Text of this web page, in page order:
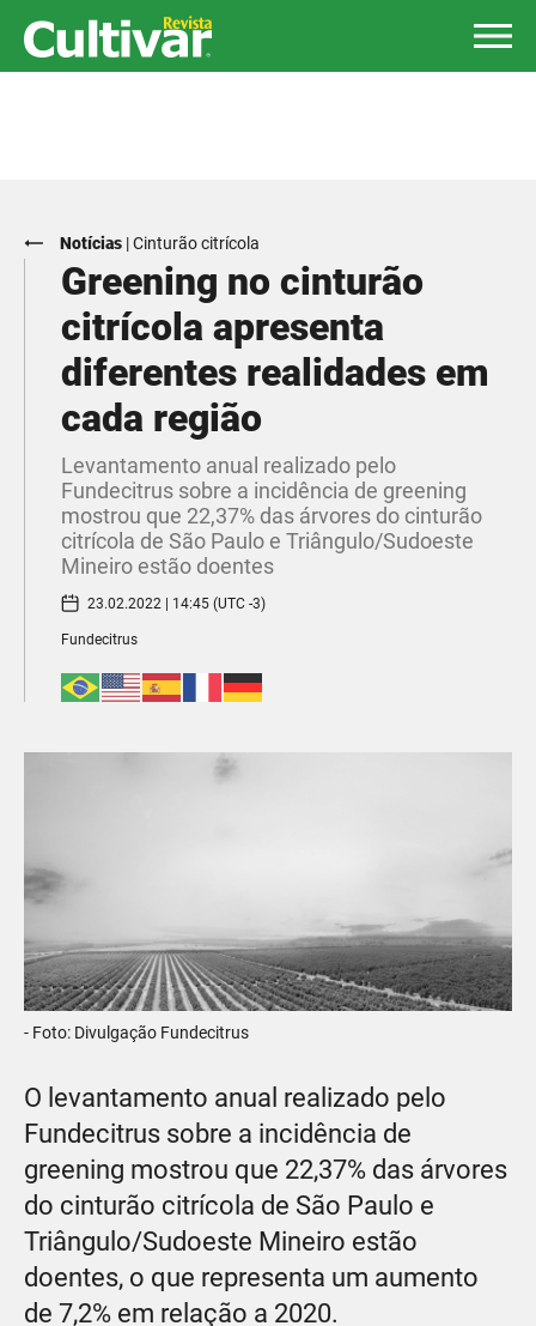
Notícias |Cinturão citrícola
Greening no cinturão
citrícola apresenta
diferentes realidades em
cada região
Levantamento anual rea­lizado pelo
Fundecitrus sobre a incidência de greening
mostrou que 22,37% das árvores do cinturão
citrícola de São Paulo e Triângulo/Sudoeste
Mineiro estão doentes
23.02.2022 | 14:45 (UTC -3)
Fundecitrus
- Foto: Divulgação Fundecitrus
O levantamento anual rea­lizado pelo
Fundecitrus sobre a incidência de
greening mostrou que 22,37% das árvores
do cinturão citrícola de São Paulo e
Triângulo/Sudoeste Mineiro estão
doentes, o que re­presenta um aumento
de 7,2% em relação a 2020.